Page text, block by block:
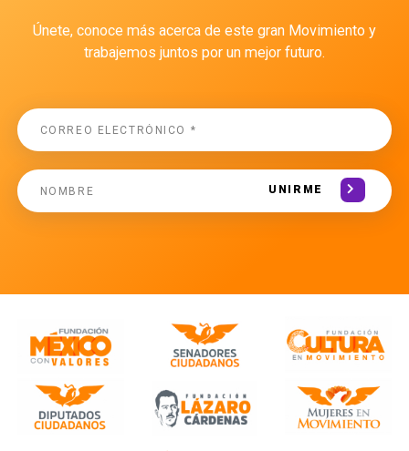
Únete, conoce más acerca de este gran Movimiento y
trabajemos juntos por un mejor futuro.
UNIRME